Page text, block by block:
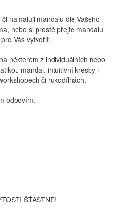
namaluji mandalu dle Vašeho
nebo si prostě přejte mandalu
Vás vytvořit.
některém z individuálních nebo
mandal, intuitivní kresby i
či rukodílnách.
odpovím.
ŠŤASTNÉ!